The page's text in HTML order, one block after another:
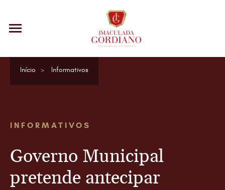
Início Informativos
INFORMATIVOS
Governo Municipal
pretende antecipar